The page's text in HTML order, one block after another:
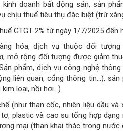
kinh doanh bất động sản, sản
chịu thuế tiêu thụ đặc biệt (trừ
GTGT 2% từ ngày 1/7/2025 đến
hóa, dịch vụ thuộc đối
mở rộng đối tượng được giảm
phẩm, dịch vụ công nghệ
liên quan, cổng thông tin...),
loại, nồi hơi…).
(như than cốc, nhiên liệu dầu
plastic và cao su tổng hợp
mại (than khai thác trong